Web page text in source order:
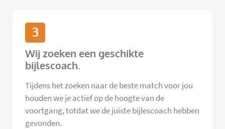
3
Wij zoeken een geschikte
bijlescoach.
Tijdens het zoeken naar de beste match voor jou
houden we je actief op de hoogte van de
voortgang, totdat we de juiste bijlescoach hebben
gevonden.